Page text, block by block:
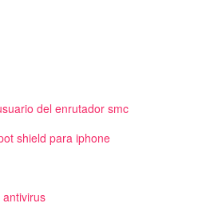
del enrutador smc
shield para iphone